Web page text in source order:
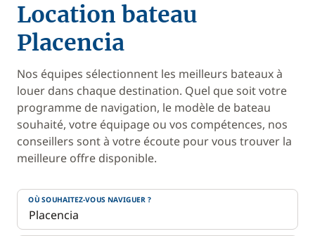
Location bateau
Placencia
Nos équipes sélectionnent les meilleurs bateaux à
louer dans chaque destination. Quel que soit votre
programme de navigation, le modèle de bateau
souhaité, votre équipage ou vos compétences, nos
conseillers sont à votre écoute pour vous trouver la
meilleure offre disponible.
OÙ SOUHAITEZ-VOUS NAVIGUER ?